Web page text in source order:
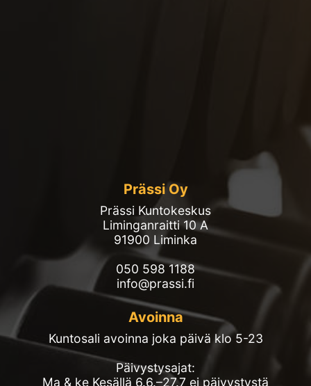
Prässi Oy
Prässi Kuntokeskus
Liminganraitti 10 A
91900 Liminka
050 598 1188
info@prassi.fi
Avoinna
Kuntosali avoinna joka päivä klo 5-23
Päivystysajat:
Ma & ke Kesällä 6.6.–27.7 ei päivystystä